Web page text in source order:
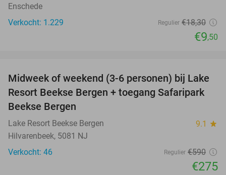
Enschede
Verkocht: 1.229
Regulier €18,30
€9,50
53%
Midweek of weekend (3-6 personen) bij Lake
Resort Beekse Bergen + toegang Safaripark
Beekse Bergen
Lake Resort Beekse Bergen 9.1 star
Hilvarenbeek, 5081 NJ
Verkocht: 46
Regulier €590
€275